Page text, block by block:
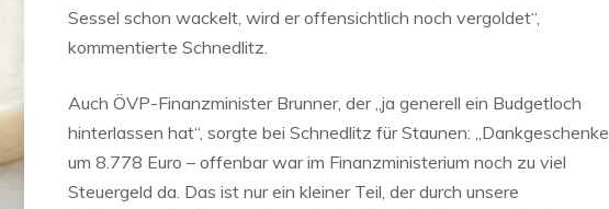
Sessel schon wackelt, wird er offensichtlich noch vergoldet“,
kommentierte Schnedlitz.
Auch ÖVP-Finanzminister Brunner, der „ja generell ein Budgetloch
hinterlassen hat“, sorgte bei Schnedlitz für Staunen: „Dankgeschenke
um 8.778 Euro – offenbar war im Finanzministerium noch zu viel
Steuergeld da. Das ist nur ein kleiner Teil, der durch unsere